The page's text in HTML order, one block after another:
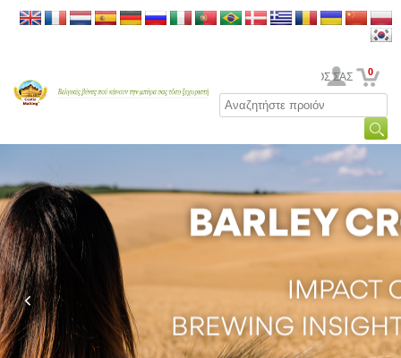
Ο ΛΟΓΑΡΙΑΣΜΟΣ ΣΑΣ 0